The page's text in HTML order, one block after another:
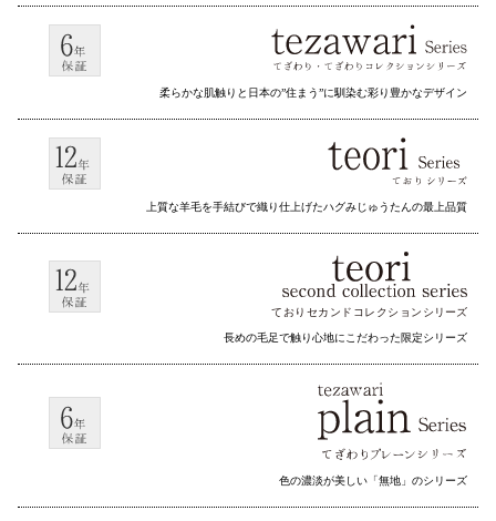
柔らかな肌触りと日本の”住まう”に馴染む彩り豊かなデザイン
上質な羊毛を手結びで織り仕上げたハグみじゅうたんの最上品質
ておりセカンドコレクション シリーズ
長めの毛足で触り心地にこだわった限定シリーズ
色の濃淡が美しい「無地」のシリーズ